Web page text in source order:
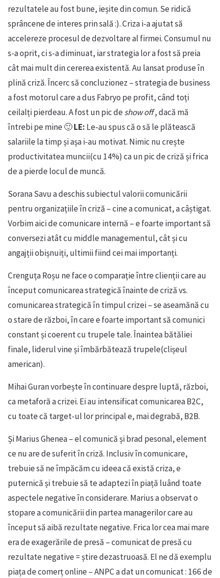
rezultatele au fost bune, ieșite din comun. Se ridică
sprâncene de interes prin sală :). Criza i-a ajutat să
accelereze procesul de dezvoltare al firmei. Consumul nu
s-a oprit, ci s-a diminuat, iar strategia lor a fost să preia
cât mai mult din cererea existentă. Au lansat produse în
plină criză. Încerc să concluzionez – strategia de business
a fost motorul care a dus Fabryo pe profit, când toți
ceilalți pierdeau. A fost un pic deshow off, dacă mă
întrebi pe mine 🙂LE: Le-au spus că o să le plătească
salariile la timp și așa i-au motivat. Nimic nu crește
productivitatea muncii(cu 14%) ca un pic de criză și frica
de a pierde locul de muncă.
Sorana Savu a deschis subiectul valorii comunicării
pentru organizațiile în criză – cine a comunicat, a câștigat.
Vorbim aici de comunicare internă – e foarte important să
conversezi atât cu middle managementul, cât și cu
angajții obișnuiți, ultimii fiind cei mai importanți.
Crenguța Roșu ne face o comparație între clienții care au
început comunicarea strategică înainte de criză vs.
comunicarea strategică în timpul crizei – se aseamănă cu
o stare de război, în care e foarte important să comunici
constant și coerent cu trupele tale. Înaintea bătăliei
finale, liderul vine și îmbărbătează trupele(clișeul
american).
Mihai Guran vorbește în continuare despre luptă, război,
ca metaforă a crizei. Ei au intensificat comunicarea B2C,
cu toate că target-ul lor principal e, mai degrabă, B2B.
Și Marius Ghenea – el comunică și brad pesonal, element
ce nu are de suferit în criză. Inclusiv în comunicare,
trebuie să ne împăcăm cu ideea că există criza, e
puternică și trebuie să te adaptezi în piață luând toate
aspectele negative în considerare. Marius a observat o
stopare a comunicării din partea managerilor care au
început să aibă rezultate negative. Frica lor cea mai mare
era de exagerările de presă – comunicat de presă cu
rezultate negative = știre dezastruoasă. El ne dă exemplu
piața de comerț online – ANPC a dat un comunicat : 166 de